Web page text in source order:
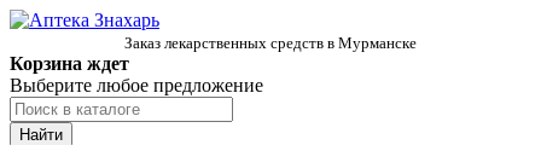
Заказ лекарственных средств в Мурманске
Корзина ждет
Выберите любое предложение
Найти